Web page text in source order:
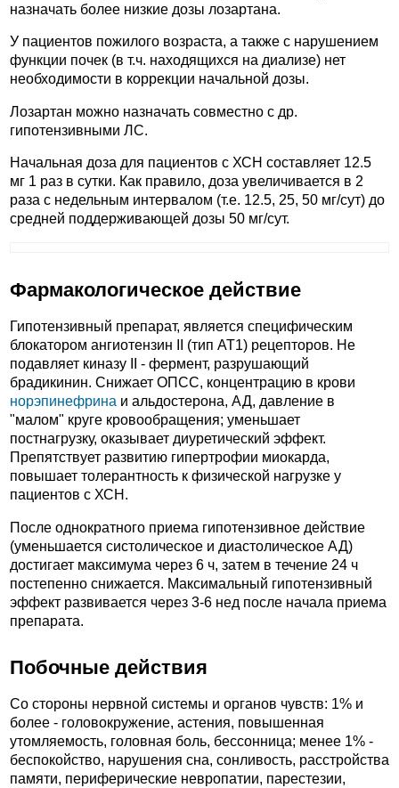
назначать более низкие дозы лозартана.
У пациентов пожилого возраста, а также с нарушением
функции почек (в т.ч. находящихся на диализе) нет
необходимости в коррекции начальной дозы.
Лозартан можно назначать совместно с др.
гипотензивными ЛС.
Начальная доза для пациентов с ХСН составляет 12.5
мг 1 раз в сутки. Как правило, доза увеличивается в 2
раза с недельным интервалом (т.е. 12.5, 25, 50 мг/сут) до
средней поддерживающей дозы 50 мг/сут.
Фармакологическое действие
Гипотензивный препарат, является специфическим
блокатором ангиотензин II (тип AT1) рецепторов. Не
подавляет киназу II - фермент, разрушающий
брадикинин. Снижает ОПСС, концентрацию в крови
норэпинефрина и альдостерона, АД, давление в
"малом" круге кровообращения; уменьшает
постнагрузку, оказывает диуретический эффект.
Препятствует развитию гипертрофии миокарда,
повышает толерантность к физической нагрузке у
пациентов с ХСН.
После однократного приема гипотензивное действие
(уменьшается систолическое и диастолическое АД)
достигает максимума через 6 ч, затем в течение 24 ч
постепенно снижается. Максимальный гипотензивный
эффект развивается через 3-6 нед после начала приема
препарата.
Побочные действия
Со стороны нервной системы и органов чувств: 1% и
более - головокружение, астения, повышенная
утомляемость, головная боль, бессонница; менее 1% -
беспокойство, нарушения сна, сонливость, расстройства
памяти, периферические невропатии, парестезии,